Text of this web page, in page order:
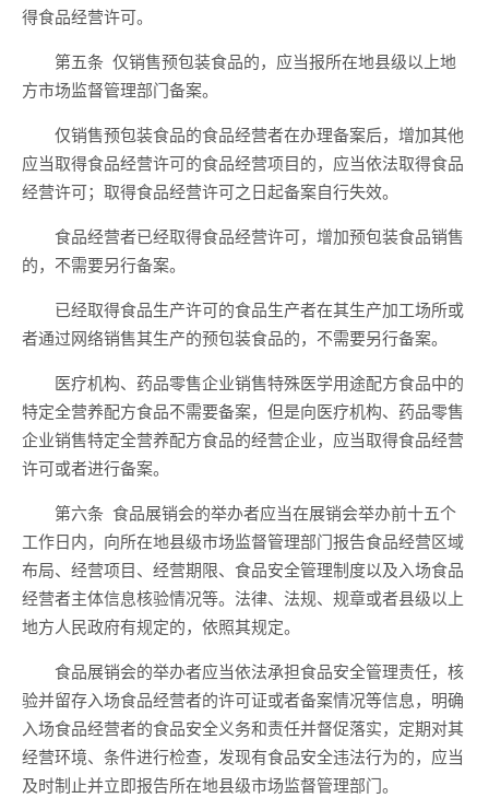
得食品经营许可。
第五条 仅销售预包装食品的，应当报所在地县级以上地
方市场监督管理部门备案。
仅销售预包装食品的食品经营者在办理备案后，增加其他
应当取得食品经营许可的食品经营项目的，应当依法取得食品
经营许可；取得食品经营许可之日起备案自行失效。
食品经营者已经取得食品经营许可，增加预包装食品销售
的，不需要另行备案。
已经取得食品生产许可的食品生产者在其生产加工场所或
者通过网络销售其生产的预包装食品的，不需要另行备案。
医疗机构、药品零售企业销售特殊医学用途配方食品中的
特定全营养配方食品不需要备案，但是向医疗机构、药品零售
企业销售特定全营养配方食品的经营企业，应当取得食品经营
许可或者进行备案。
第六条 食品展销会的举办者应当在展销会举办前十五个
工作日内， 向所在地县级市场监督管理部门报告食品经营区域
布局、 经营项目、经营期限、食品安全管理制度以及入场食品
经营者主体信息核验情况等。法律、法规、规章或者县级以上
地方人民政府有规定的，依照其规定。
食品展销会的举办者应当依法承担食品安全管理责任， 核
验并留存入场食品经营者的许可证或者备案情况等信息，明确
入场食品经营者的食品安全义务和责任并督促落实，定期对其
经营环境、 条件进行检查，发现有食品安全违法行为的，应当
及时制止并立即报告所在地县级市场监督管理部门。